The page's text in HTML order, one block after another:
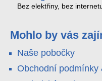
spoustu zbytečných
kabel nedosáhne
Bez elektřiny, bez
váš telefon. Podívejte se
Mohlo by vás
Naše pobočky
Obchodní podmínky